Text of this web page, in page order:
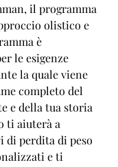
il programma
olistico e
è
le esigenze
la quale viene
completo del
e della tua storia
ti aiuterà a
di perdita di peso
e ti